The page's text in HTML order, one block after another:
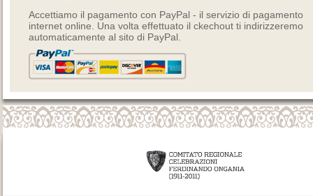
Accettiamo il pagamento con PayPal - il servizio di pagamento
internet online. Una volta effettuato il ckechout ti indirizzeremo
automaticamente al sito di PayPal.